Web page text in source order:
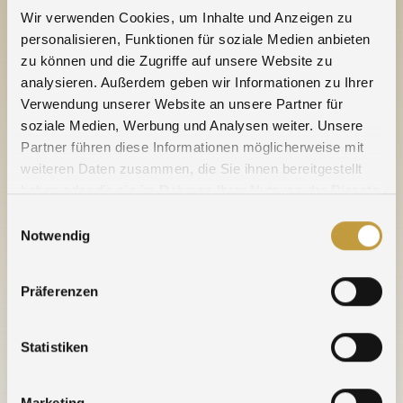
Wir verwenden Cookies, um Inhalte und Anzeigen zu
personalisieren, Funktionen für soziale Medien anbieten
zu können und die Zugriffe auf unsere Website zu
analysieren. Außerdem geben wir Informationen zu Ihrer
Verwendung unserer Website an unsere Partner für
soziale Medien, Werbung und Analysen weiter. Unsere
Partner führen diese Informationen möglicherweise mit
weiteren Daten zusammen, die Sie ihnen bereitgestellt
Notwendig
Präferenzen
Statistiken
19.12.2024
MORE NEWS
21.12.2025 » Jours fériés, ponts et périodes de fermeture
19.12.2025 » Meilleurs Voeux
30.04.2025 » Jour de pont le 2 Mai 2025
étape essentielle pour renforcer encore la qualité et la